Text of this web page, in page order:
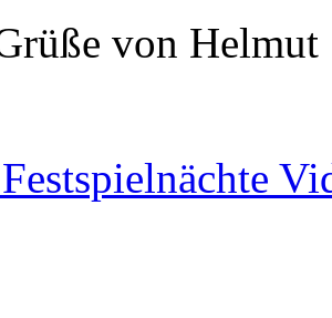
von Helmut